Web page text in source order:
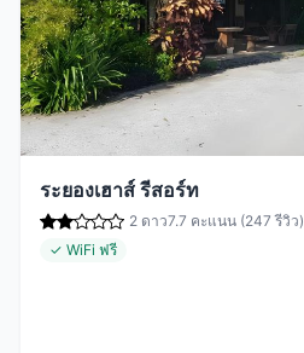
ระยองเฮาส์ รีสอร์ท
2 ดาว7.7 คะแนน (247 รีวิว)
✓ WiFi ฟรี